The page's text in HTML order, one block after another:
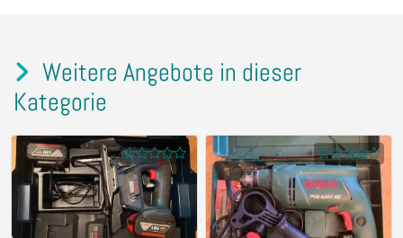
Weitere Angebote in dieser
Kategorie